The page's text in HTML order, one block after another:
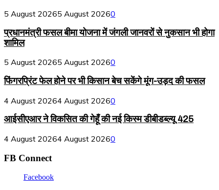
5 August 20265 August 20260
प्रधानमंत्री फसल बीमा योजना में जंगली जानवरों से नुकसान भी होगा
शामिल
5 August 20265 August 20260
फिंगरप्रिंट फेल होने पर भी किसान बेच सकेंगे मूंग-उड़द की फसल
4 August 20264 August 20260
आईसीएआर ने विकसित की गेहूँ की नई किस्म डीबीडब्ल्यू 425
4 August 20264 August 20260
FB Connect
Facebook